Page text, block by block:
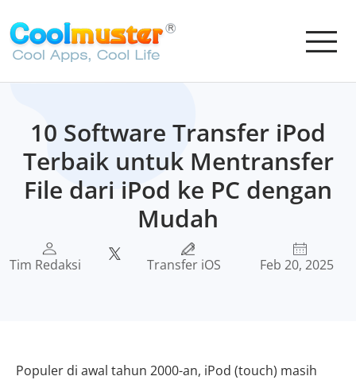
10 Software Transfer iPod
Terbaik untuk Mentransfer
File dari iPod ke PC dengan
Mudah
Tim Redaksi Transfer iOS Feb 20, 2025
Populer di awal tahun 2000-an, iPod (touch) masih